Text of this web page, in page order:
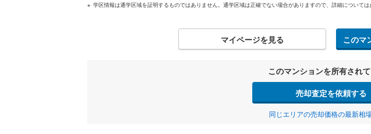
学区情報は通学区域を証明するものではありません。通学区域は正確でない場合がありますので、詳細については
マイページを見る このマ
このマンションを所有され
売却査定を依頼する
同じエリアの売却価格の最新相